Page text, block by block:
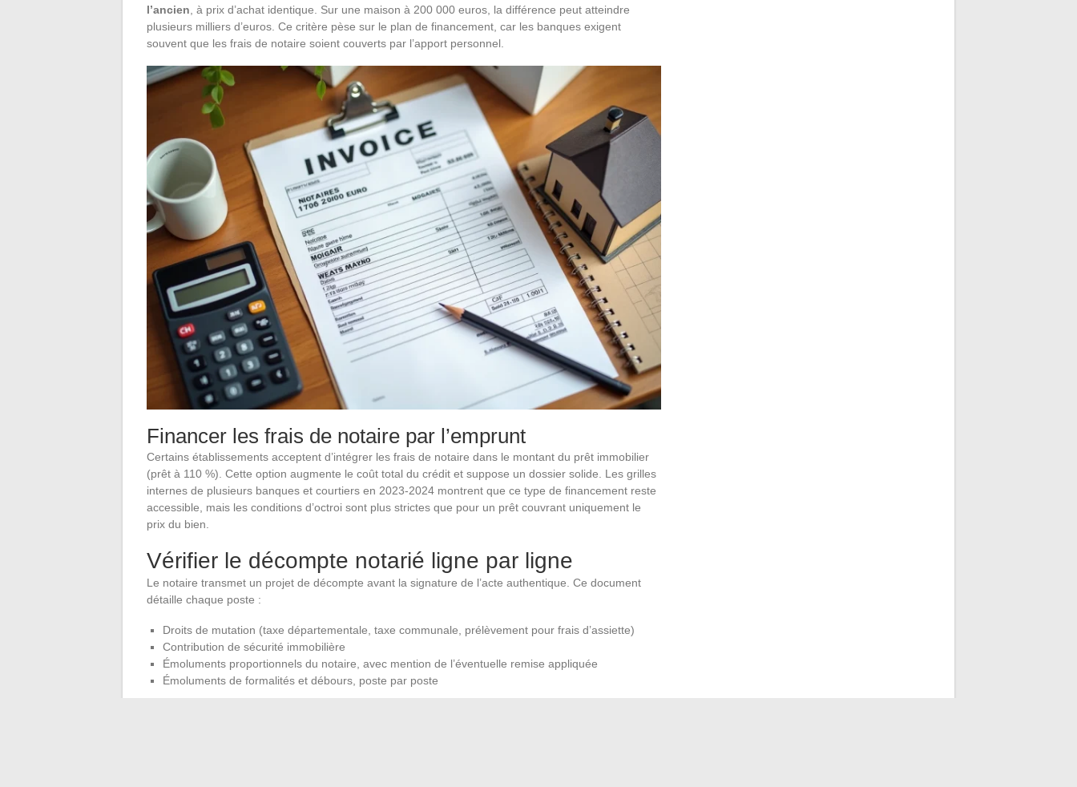
l’ancien, à prix d’achat identique. Sur une maison à 200 000 euros, la différence peut atteindre
plusieurs milliers d’euros. Ce critère pèse sur le plan de financement, car les banques exigent
souvent que les frais de notaire soient couverts par l’apport personnel.
Financer les frais de notaire par l’emprunt
Certains établissements acceptent d’intégrer les frais de notaire dans le montant du prêt immobilier
(prêt à 110 %). Cette option augmente le coût total du crédit et suppose un dossier solide. Les grilles
internes de plusieurs banques et courtiers en 2023-2024 montrent que ce type de financement reste
accessible, mais les conditions d’octroi sont plus strictes que pour un prêt couvrant uniquement le
prix du bien.
Vérifier le décompte notarié ligne par ligne
Le notaire transmet un projet de décompte avant la signature de l’acte authentique. Ce document
détaille chaque poste :
Droits de mutation (taxe départementale, taxe communale, prélèvement pour frais d’assiette)
Contribution de sécurité immobilière
Émoluments proportionnels du notaire, avec mention de l’éventuelle remise appliquée
Émoluments de formalités et débours, poste par poste